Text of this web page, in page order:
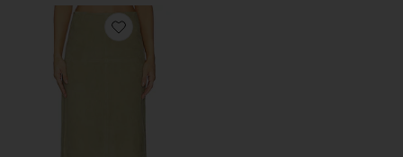
Favorite ЮБКА SONYA